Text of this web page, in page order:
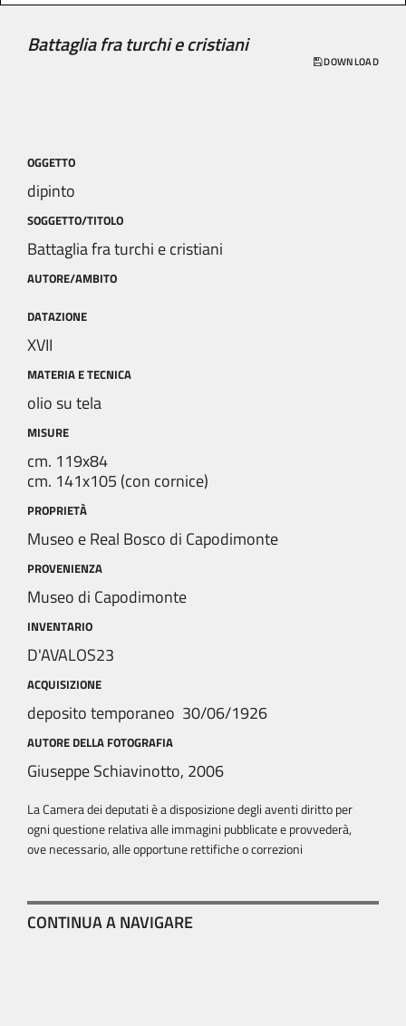
Battaglia fra turchi e cristiani
DOWNLOAD
OGGETTO
dipinto
SOGGETTO/TITOLO
Battaglia fra turchi e cristiani
AUTORE/AMBITO
DATAZIONE
XVII
MATERIA E TECNICA
olio su tela
MISURE
cm. 119x84
cm. 141x105 (con cornice)
PROPRIETÀ
Museo e Real Bosco di Capodimonte
PROVENIENZA
Museo di Capodimonte
INVENTARIO
D'AVALOS23
ACQUISIZIONE
deposito temporaneo 30/06/1926
AUTORE DELLA FOTOGRAFIA
Giuseppe Schiavinotto, 2006
La Camera dei deputati è a disposizione degli aventi diritto per
ogni questione relativa alle immagini pubblicate e provvederà,
ove necessario, alle opportune rettifiche o correzioni
CONTINUA A NAVIGARE